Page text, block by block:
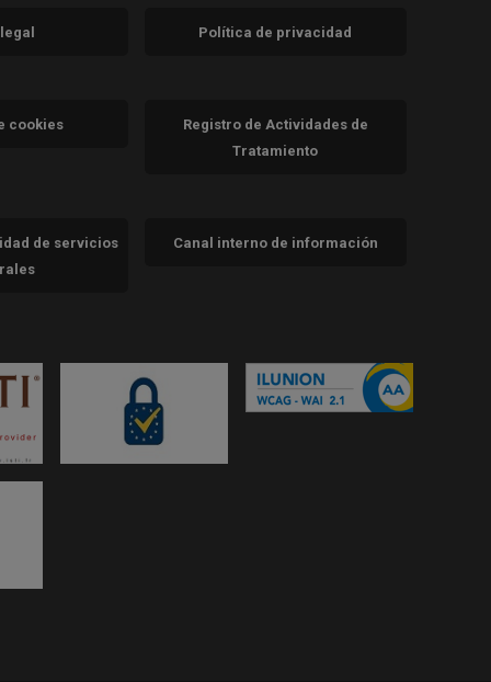
Política de privacidad
cookies
Registro de Actividades de
Tratamiento
de servicios
Canal interno de información